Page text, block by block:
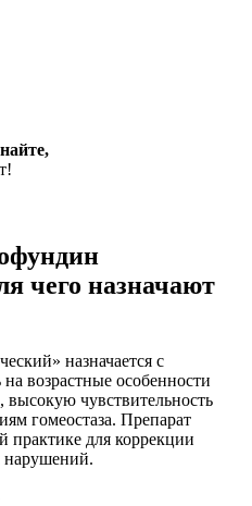
чего назначают
назначается с
возрастные особенности
высокую чувствительность
гомеостаза. Препарат
практике для коррекции
нарушений.